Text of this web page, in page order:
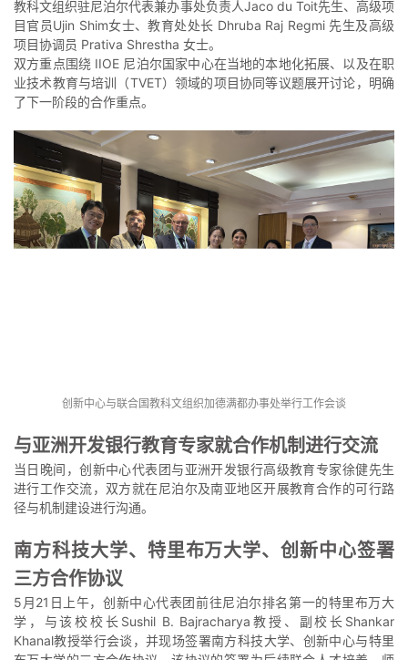
教科文组织驻尼泊尔代表兼办事处负责人Jaco du Toit先生、高级项
目官员Ujin Shim女士、教育处处长 Dhruba Raj Regmi 先生及高级
项目协调员 Prativa Shrestha 女士。
双方重点围绕 IIOE 尼泊尔国家中心在当地的本地化拓展、以及在职
业技术教育与培训（TVET）领域的项目协同等议题展开讨论，明确
了下一阶段的合作重点。
创新中心与联合国教科文组织加德满都办事处举行工作会谈
与亚洲开发银行教育专家就合作机制进行交流
当日晚间，创新中心代表团与亚洲开发银行高级教育专家徐健先生
进行工作交流，双方就在尼泊尔及南亚地区开展教育合作的可行路
径与机制建设进行沟通。
南方科技大学、特里布万大学、创新中心签署
三方合作协议
5月21日上午，创新中心代表团前往尼泊尔排名第一的特里布万大
学，与该校校长Sushil B. Bajracharya教授、副校长Shankar
Khanal教授举行会谈，并现场签署南方科技大学、创新中心与特里